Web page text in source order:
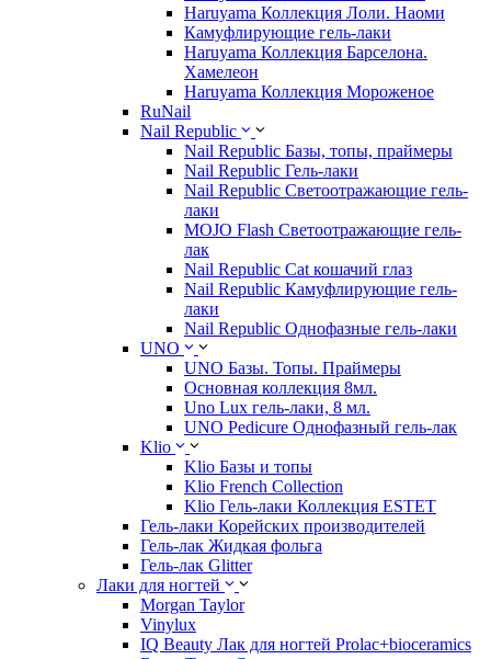
Haruyama Коллекция Лоли. Наоми
Камуфлирующие гель-лаки
Haruyama Коллекция Барселона.
Хамелеон
Haruyama Коллекция Мороженое
RuNail
Nail Republic
Nail Republic Базы, топы, праймеры
Nail Republic Гель-лаки
Nail Republic Светоотражающие гель-
лаки
MOJO Flash Светоотражающие гель-
лак
Nail Republic Cat кошачий глаз
Nail Republic Камуфлирующие гель-
лаки
Nail Republic Однофазные гель-лаки
UNO
UNO Базы. Топы. Праймеры
Основная коллекция 8мл.
Uno Lux гель-лаки, 8 мл.
UNO Pedicure Однофазный гель-лак
Klio
Klio Базы и топы
Klio French Collection
Klio Гель-лаки Коллекция ESTET
Гель-лаки Корейских производителей
Гель-лак Жидкая фольга
Гель-лак Glitter
Лаки для ногтей
Morgan Taylor
Vinylux
IQ Beauty Лак для ногтей Prolac+bioceramics